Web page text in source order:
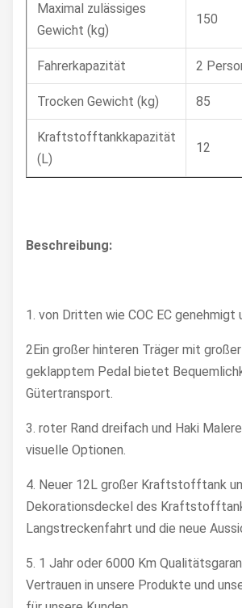
Maximal zulässiges
Gewicht (kg)
150
Fahrerkapazität 2
Trocken Gewicht (kg) 85
Kraftstofftankkapazität
(L)
12
Beschreibung:
1. von Dritten wie COC EC
2Ein großer hinteren Träger mit
geklapptem Pedal bietet
Gütertransport.
3. roter Rand dreifach und Haki
visuelle Optionen.
4. Neuer 12L großer Kraftstofftank
Dekorationsdeckel des
Langstreckenfahrt und die neue
5. 1 Jahr oder 6000 Km
Vertrauen in unsere Produkte und